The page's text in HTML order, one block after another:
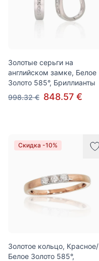
Золотые серьги на
английском замке, Белое
Золото 585°, Бриллианты
998.32 € 848.57 €
Скидка -10%
Золотое кольцо, Красное/
Белое Золото 585°,